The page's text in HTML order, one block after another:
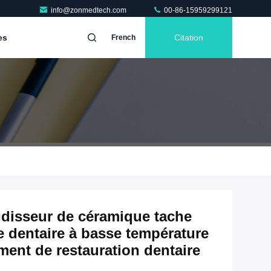
info@zonmedtech.com 00-86-15959299121
French Citation
de céramique tache
à basse température
de restauration dentaire